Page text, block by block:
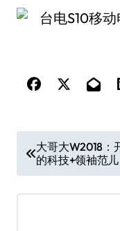
章
导
大哥大W2018：
的科技+领袖范儿